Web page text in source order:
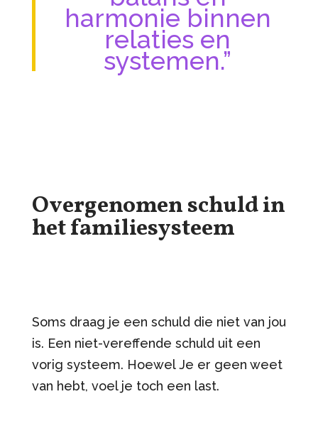
harmonie binnen
relaties en
systemen.”
Overgenomen schuld in
het familiesysteem
Soms draag je een schuld die niet van jou
is. Een niet-vereffende schuld uit een
vorig systeem. Hoewel Je er geen weet
van hebt, voel je toch een last.